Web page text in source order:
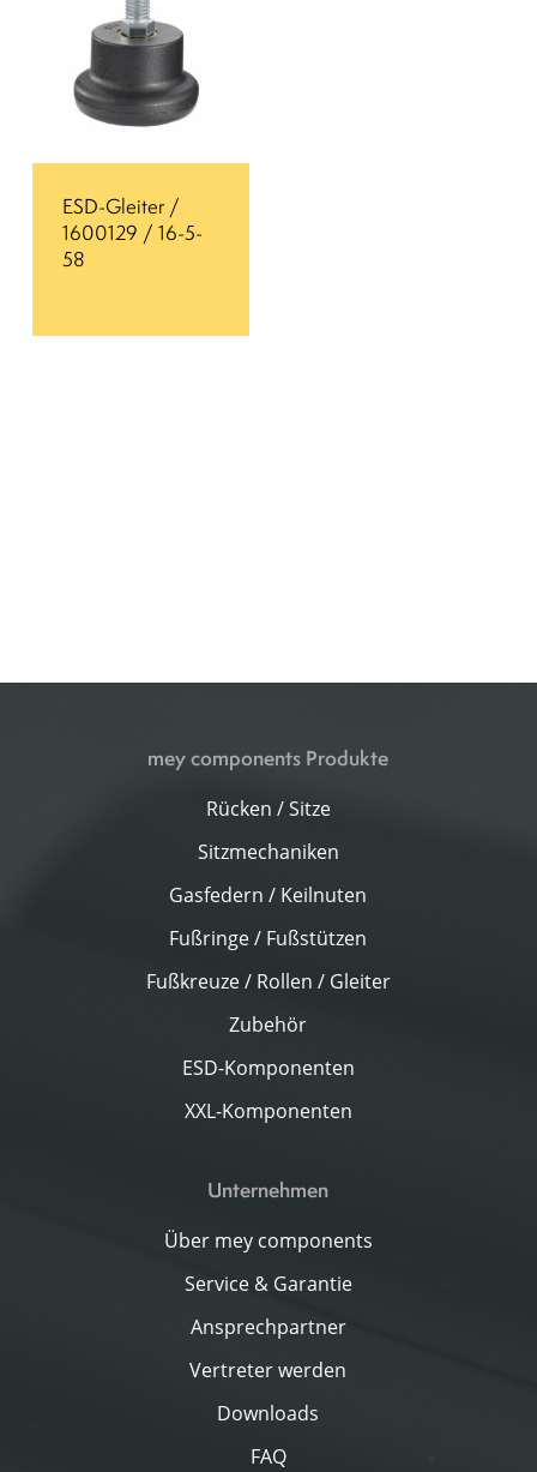
ESD-Gleiter /
1600129 / 16-5-
58
mey components Produkte
Rücken / Sitze
Sitzmechaniken
Gasfedern / Keilnuten
Fußringe / Fußstützen
Fußkreuze / Rollen / Gleiter
Zubehör
ESD-Komponenten
XXL-Komponenten
Unternehmen
Über mey components
Service & Garantie
Ansprechpartner
Vertreter werden
Downloads
FAQ